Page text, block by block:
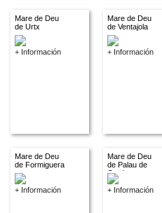
Mare de Deu
de Urtx
+ Información
Mare de Deu
de Ventajola
+ Información
Mare de Deu
de Formiguera
+ Información
Mare de Deu
de Palau de
Cerdanya
+ Información